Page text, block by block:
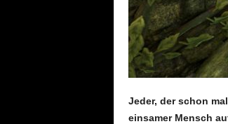
Jeder, der schon
einsamer Mensch